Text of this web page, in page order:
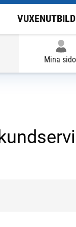
Mina